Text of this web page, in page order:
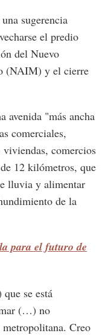
sugerencia
el predio
del Nuevo
(NAIM) y el cierre
avenida "más ancha
comerciales,
viviendas, comercios
12 kilómetros, que
lluvia y alimentar
de la
para el futuro de
se está
(…) no
metropolitana. Creo